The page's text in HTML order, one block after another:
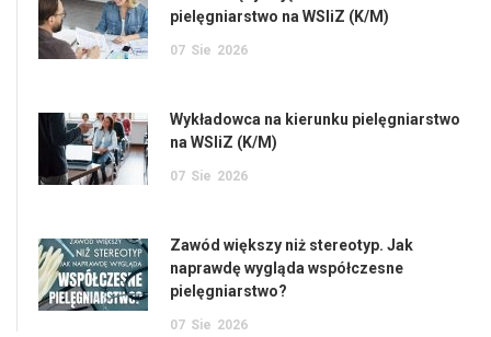
pielęgniarstwo na WSIiZ (K/M)
07 Sie 2026
Wykładowca na kierunku pielęgniarstwo
na WSIiZ (K/M)
07 Sie 2026
Zawód większy niż stereotyp. Jak
naprawdę wygląda współczesne
pielęgniarstwo?
07 Sie 2026